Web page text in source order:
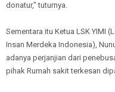
donatur," tuturnya.
Sementara itu Ketua LSK YIMI
Insan Merdeka Indonesia),
adanya perjanjian dari
pihak Rumah sakit terkesan